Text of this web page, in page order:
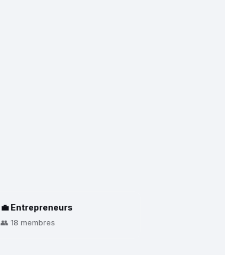
💼 Entrepreneurs
👥 18 membres